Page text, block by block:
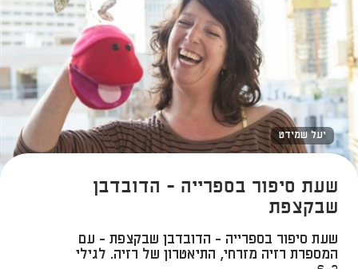
יעל שמידט
שעת סיפור בספרייה - הדובדבן
שבקצפת
שעת סיפור בספרייה - הדובדבן שבקצפת - עם
המספרת רזיה מזרחי, התיאטרון של רזיה. לגילי